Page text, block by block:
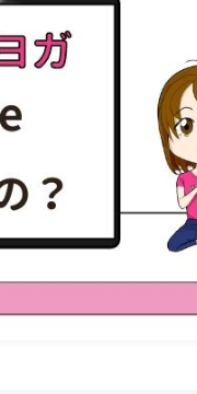
寝室づくり